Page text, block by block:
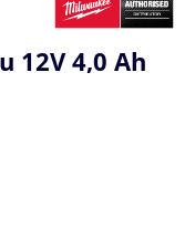
12V 4,0 Ah